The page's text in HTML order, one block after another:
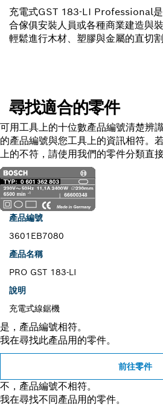
充電式GST 183-LI Professional
合傢俱安裝人員或各種商業建造與
輕鬆進行木材、塑膠與金屬的直切割
尋找適合的零件
可用工具上的十位數產品編號清楚辨
的產品編號與您工具上的資訊相符。
上的不符，請使用我們的零件分類直
產品編號
3601EB7080
產品名稱
PRO GST 183-LI
說明
充電式線鋸機
是，產品編號相符。
我在尋找此產品用的零件。
前往零件
不，產品編號不相符。
我在尋找不同產品用的零件。